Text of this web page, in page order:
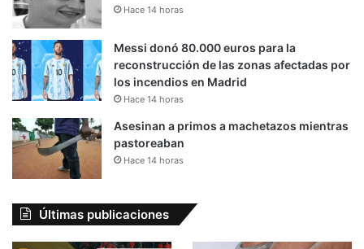
Hace 14 horas
Messi donó 80.000 euros para la
reconstrucción de las zonas afectadas por
los incendios en Madrid
Hace 14 horas
Asesinan a primos a machetazos mientras
pastoreaban
Hace 14 horas
Últimas publicaciones